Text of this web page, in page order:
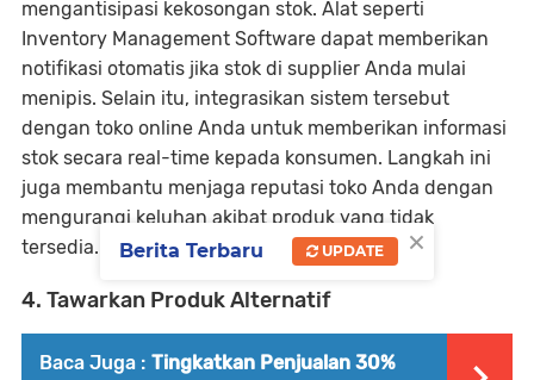
mengantisipasi kekosongan stok. Alat seperti
Inventory Management Software dapat memberikan
notifikasi otomatis jika stok di supplier Anda mulai
menipis. Selain itu, integrasikan sistem tersebut
dengan toko online Anda untuk memberikan informasi
stok secara real-time kepada konsumen. Langkah ini
juga membantu menjaga reputasi toko Anda dengan
mengurangi keluhan akibat produk yang tidak
tersedia.
4. Tawarkan Produk Alternatif
Baca Juga : Tingkatkan Penjualan 30%
×
Berita Terbaru UPDATE